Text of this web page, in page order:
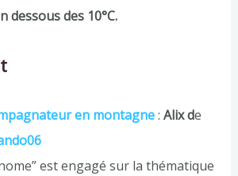
dessous des 10°C.
en montagne: Alix de
est engagé sur la thématique